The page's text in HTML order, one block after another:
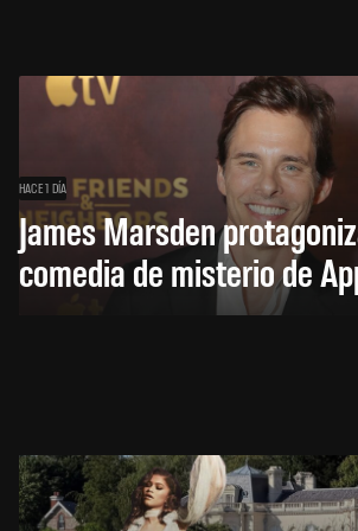
HACE 1 DÍA
James Marsden
comedia de misterio de